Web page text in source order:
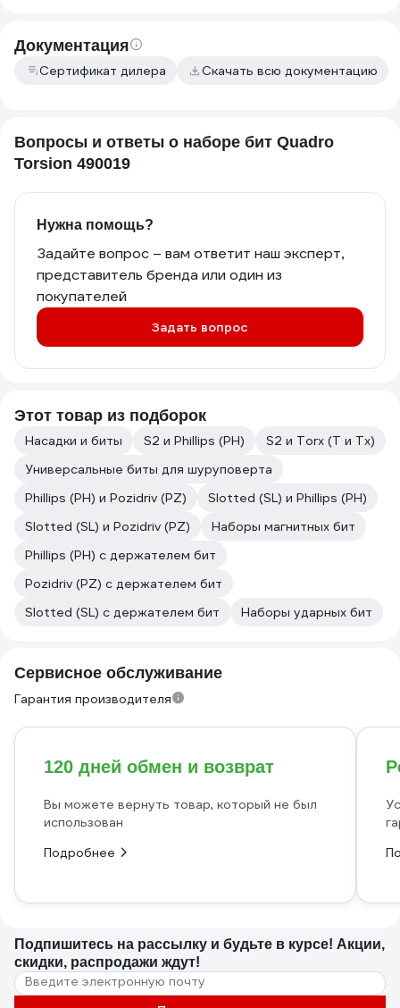
Документация
Сертификат дилера Скачать всю документацию
Вопросы и ответы о наборе бит Quadro
Torsion 490019
Нужна помощь?
Задайте вопрос – вам ответит наш эксперт,
представитель бренда или один из
покупателей
Задать вопрос
Этот товар из подборок
Насадки и биты S2 и Phillips (PH)
S2 и Torx (T и Tx)
Универсальные биты для шуруповерта
Phillips (PH) и Pozidriv (PZ)
Slotted (SL) и Phillips (PH)
Slotted (SL) и Pozidriv (PZ)
Наборы магнитных бит
Phillips (PH) с держателем бит
Pozidriv (PZ) с держателем бит
Slotted (SL) с держателем бит
Наборы ударных бит
Сервисное обслуживание
Гарантия производителя
120 дней обмен и возврат
Вы можете вернуть товар, который не был
использован
Подробнее
Подпишитесь на рассылку и будьте в курсе! Акции,
скидки, распродажи ждут!